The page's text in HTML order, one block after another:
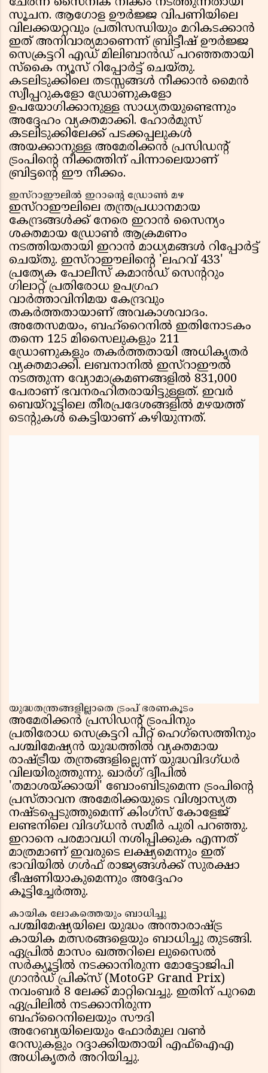
സൂചന. ആഗോള ഊർജ്ജ വിപണിയിലെ
വിലക്കയറ്റവും പ്രതിസന്ധിയും മറികടക്കാൻ
ഇത് അനിവാര്യമാണെന്ന് ബ്രിട്ടീഷ് ഊർജ്ജ
സെക്രട്ടറി എഡ് മിലിബാൻഡ് പറഞ്ഞതായി
സ്കൈ ന്യൂസ് റിപ്പോർട്ട് ചെയ്തു.
കടലിടുക്കിലെ തടസ്സങ്ങൾ നീക്കാൻ മൈൻ
സ്വീപ്പറുകളോ ഡ്രോണുകളോ
ഉപയോഗിക്കാനുള്ള സാധ്യതയുണ്ടെന്നും
അദ്ദേഹം വ്യക്തമാക്കി. ഹോർമുസ്
കടലിടുക്കിലേക്ക് പടക്കപ്പലുകൾ
അയക്കാനുള്ള അമേരിക്കൻ പ്രസിഡൻ്റ്
ട്രംപിന്റെ നീക്കത്തിന് പിന്നാലെയാണ്
ബ്രിട്ടന്റെ ഈ നീക്കം.
ഇസ്റാഈലിൽ ഇറാൻ്റെ ഡ്രോൺ മഴ
ഇസ്റാഈലിലെ തന്ത്രപ്രധാനമായ
കേന്ദ്രങ്ങൾക്ക് നേരെ ഇറാൻ സൈന്യം
ശക്തമായ ഡ്രോൺ ആക്രമണം
നടത്തിയതായി ഇറാൻ മാധ്യമങ്ങൾ റിപ്പോർട്ട്
ചെയ്തു. ഇസ്റാഈലിന്റെ 'ലഹവ് 433'
പ്രത്യേക പോലീസ് കമാൻഡ് സെന്ററും
ഗിലാറ്റ് പ്രതിരോധ ഉപഗ്രഹ
വാർത്താവിനിമയ കേന്ദ്രവും
തകർത്തതായാണ് അവകാശവാദം.
അതേസമയം, ബഹ്റൈനിൽ ഇതിനോടകം
തന്നെ 125 മിസൈലുകളും 211
ഡ്രോണുകളും തകർത്തതായി അധികൃതർ
വ്യക്തമാക്കി. ലബനാനിൽ ഇസ്റാഈൽ
നടത്തുന്ന വ്യോമാക്രമണങ്ങളിൽ 831,000
പേരാണ് ഭവനരഹിതരായിട്ടുള്ളത്. ഇവർ
ബെയ്‌റൂട്ടിലെ തീരപ്രദേശങ്ങളിൽ മഴയത്ത്
ടെൻ്റുകൾ കെട്ടിയാണ് കഴിയുന്നത്.
യുദ്ധതന്ത്രങ്ങളില്ലാതെ ട്രംപ് ഭരണകൂടം
അമേരിക്കൻ പ്രസിഡൻ്റ് ട്രംപിനും
പ്രതിരോധ സെക്രട്ടറി പീറ്റ് ഹെഗ്സെത്തിനും
പശ്ചിമേഷ്യൻ യുദ്ധത്തിൽ വ്യക്തമായ
രാഷ്ട്രീയ തന്ത്രങ്ങളില്ലെന്ന് യുദ്ധവിദഗ്ധർ
വിലയിരുത്തുന്നു. ഖാർഗ് ദ്വീപിൽ
'തമാശയ്ക്കായി' ബോംബിടുമെന്ന ട്രംപിന്റെ
പ്രസ്താവന അമേരിക്കയുടെ വിശ്വാസ്യത
നഷ്ടപ്പെടുത്തുമെന്ന് കിംഗ്സ് കോളേജ്
ലണ്ടനിലെ വിദഗ്ധൻ സമീർ പുരി പറഞ്ഞു.
ഇറാനെ പരമാവധി നശിപ്പിക്കുക എന്നത്
മാത്രമാണ് ഇവരുടെ ലക്ഷ്യമെന്നും ഇത്
ഭാവിയിൽ ഗൾഫ് രാജ്യങ്ങൾക്ക് സുരക്ഷാ
ഭീഷണിയാകുമെന്നും അദ്ദേഹം
കൂട്ടിച്ചേർത്തു.
കായിക ലോകത്തെയും ബാധിച്ചു
പശ്ചിമേഷ്യയിലെ യുദ്ധം അന്താരാഷ്ട്ര
കായിക മത്സരങ്ങളെയും ബാധിച്ചു തുടങ്ങി.
ഏപ്രിൽ മാസം ഖത്തറിലെ ലുസൈൽ
സർക്യൂട്ടിൽ നടക്കാനിരുന്ന മോട്ടോജിപി
ഗ്രാൻഡ് പ്രിക്സ് (MotoGP Grand Prix)
നവംബർ 8 ലേക്ക് മാറ്റിവെച്ചു. ഇതിന് പുറമെ
ഏപ്രിലിൽ നടക്കാനിരുന്ന
ബഹ്റൈനിലെയും സൗദി
അറേബ്യയിലെയും ഫോർമുല വൺ
റേസുകളും റദ്ദാക്കിയതായി എഫ്ഐഎ
അധികൃതർ അറിയിച്ചു.